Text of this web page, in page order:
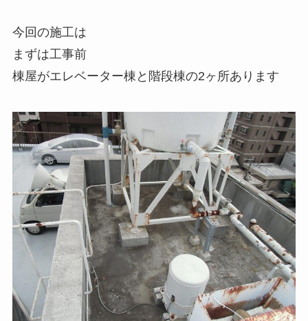
今回の施工は
まずは工事前
棟屋がエレベーター棟と階段棟の2ヶ所あります